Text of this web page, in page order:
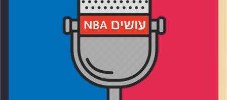
רבע3: טייריס האליברטון אנדרייטד, באדי הילד נכנס לתפקיד
עידן לוצקי